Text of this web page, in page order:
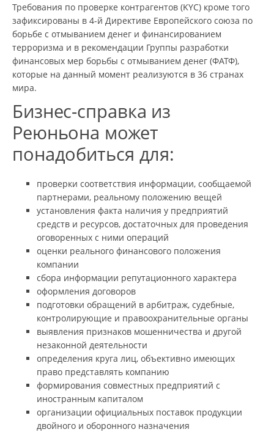
Требования по проверке контрагентов (KYC) кроме того
зафиксированы в 4-й Директиве Европейского союза по
борьбе с отмыванием денег и финансированием
терроризма и в рекомендации Группы разработки
финансовых мер борьбы с отмыванием денег (ФАТФ),
которые на данный момент реализуются в 36 странах
мира.
Бизнес-справка из
Реюньона может
понадобиться для:
проверки соответствия информации, сообщаемой
партнерами, реальному положению вещей
установления факта наличия у предприятий
средств и ресурсов, достаточных для проведения
оговоренных с ними операций
оценки реального финансового положения
компании
сбора информации репутационного характера
оформления договоров
подготовки обращений в арбитраж, судебные,
контролирующие и правоохранительные органы
выявления признаков мошенничества и другой
незаконной деятельности
определения круга лиц, объективно имеющих
право представлять компанию
формирования совместных предприятий с
иностранным капиталом
организации официальных поставок продукции
двойного и оборонного назначения